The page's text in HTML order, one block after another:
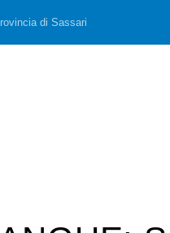
di Sassari